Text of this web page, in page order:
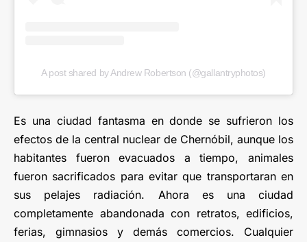
A post shared by Andrew Robertson (@gallantryphotos)
Es una ciudad fantasma en donde se sufrieron los
efectos de la central nuclear de Chernóbil, aunque los
habitantes fueron evacuados a tiempo, animales
fueron sacrificados para evitar que transportaran en
sus pelajes radiación. Ahora es una ciudad
completamente abandonada con retratos, edificios,
ferias, gimnasios y demás comercios. Cualquier